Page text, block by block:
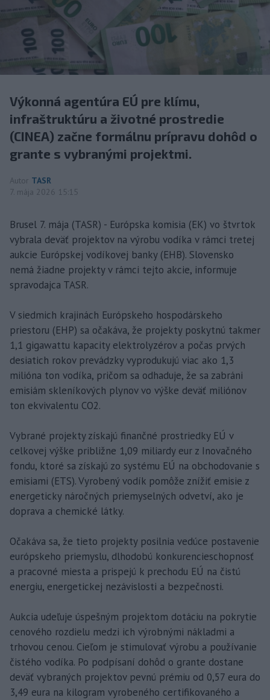
Výkonná agentúra EÚ pre klímu,
infraštruktúru a životné prostredie
(CINEA) začne formálnu prípravu dohôd o
grante s vybranými projektmi.
Autor TASR
7. mája 2026 15:15
Brusel 7. mája (TASR) - Európska komisia (EK) vo štvrtok
vybrala deväť projektov na výrobu vodíka v rámci tretej
aukcie Európskej vodíkovej banky (EHB). Slovensko
nemá žiadne projekty v rámci tejto akcie, informuje
spravodajca TASR.
V siedmich krajinách Európskeho hospodárskeho
priestoru (EHP) sa očakáva, že projekty poskytnú takmer
1,1 gigawattu kapacity elektrolyzérov a počas prvých
desiatich rokov prevádzky vyprodukujú viac ako 1,3
milióna ton vodíka, pričom sa odhaduje, že sa zabráni
emisiám skleníkových plynov vo výške deväť miliónov
ton ekvivalentu CO2.
Vybrané projekty získajú finančné prostriedky EÚ v
celkovej výške približne 1,09 miliardy eur z Inovačného
fondu, ktoré sa získajú zo systému EÚ na obchodovanie s
emisiami (ETS). Vyrobený vodík pomôže znížiť emisie z
energeticky náročných priemyselných odvetví, ako je
doprava a chemické látky.
Očakáva sa, že tieto projekty posilnia vedúce postavenie
európskeho priemyslu, dlhodobú konkurencieschopnosť
a pracovné miesta a prispejú k prechodu EÚ na čistú
energiu, energetickej nezávislosti a bezpečnosti.
Aukcia udeľuje úspešným projektom dotáciu na pokrytie
cenového rozdielu medzi ich výrobnými nákladmi a
trhovou cenou. Cieľom je stimulovať výrobu a používanie
čistého vodíka. Po podpísaní dohôd o grante dostane
deväť vybraných projektov pevnú prémiu od 0,57 eura do
3,49 eura na kilogram vyrobeného certifikovaného a